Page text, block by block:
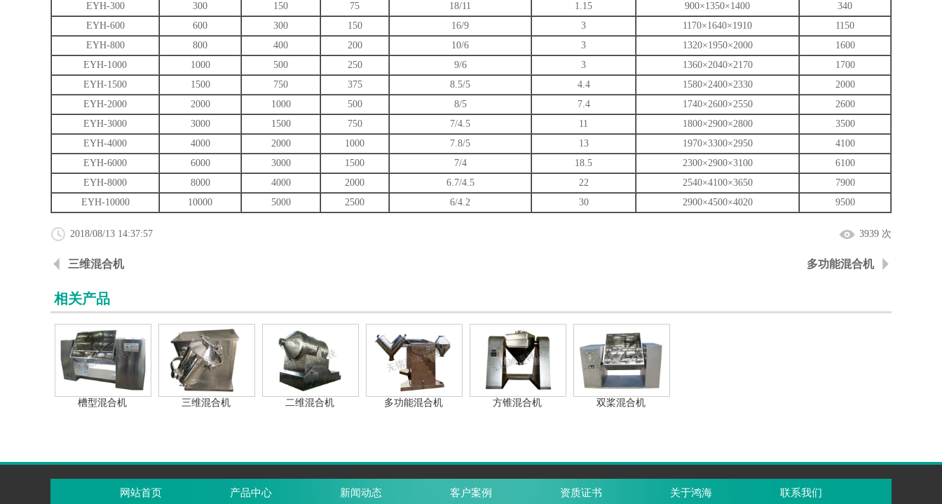
EYH-300
300 150 75 18/11 1.15 900×1350×1400
340
EYH-600
600 300 150 16/9 3 1170×1640×1910
1150
EYH-800
800 400 200 10/6 3 1320×1950×2000
1600
EYH-1000
1000 500 250 9/6 3 1360×2040×2170
1700
EYH-1500
1500 750 375 8.5/5 4.4 1580×2400×2330
2000
EYH-2000
2000 1000 500 8/5 7.4 1740×2600×2550
2600
EYH-3000
3000 1500 750 7/4.5 11 1800×2900×2800
3500
EYH-4000
4000 2000 1000 7.8/5 13 1970×3300×2950
4100
EYH-6000
6000 3000 1500 7/4 18.5 2300×2900×3100
6100
EYH-8000
8000 4000 2000 6.7/4.5 22 2540×4100×3650
7900
EYH-10000
10000 5000 2500 6/4.2 30 2900×4500×4020 9500
2018/08/13 14:37:57 3939 次
三维混合机 多功能混合机
相关产品
槽型混合机 三维混合机 二维混合机 多功能混合机 方锥混合机 双桨混合机
网站首页 产品中心 新闻动态 客户案例 资质证书 关于鸿海 联系我们